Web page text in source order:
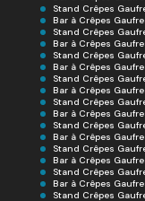
Stand Crêpes
Bar à Crêpes
Stand Crêpes
Bar à Crêpes
Stand Crêpes
Bar à Crêpes
Stand Crêpes
Bar à Crêpes
Stand Crêpes
Bar à Crêpes
Stand Crêpes
Bar à Crêpes
Stand Crêpes
Bar à Crêpes
Stand Crêpes
Bar à Crêpes
Stand Crêpes